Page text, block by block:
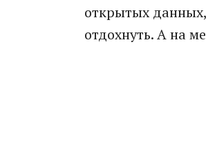
открытых
отдохнуть. А на